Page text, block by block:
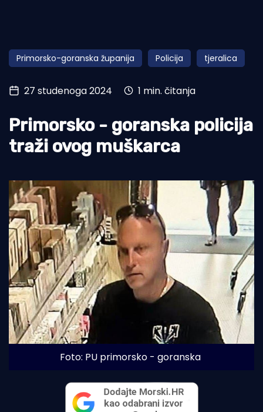
Obala
Otoci
Turizam i nautika
Pomorstvo
Ribolov
Tradicija i kultura
Primorsko-goranska županija Policija tjeralica
27 studenoga 2024 1 min. čitanja
Primorsko - goranska policija
traži ovog muškarca
Foto: PU primorsko - goranska